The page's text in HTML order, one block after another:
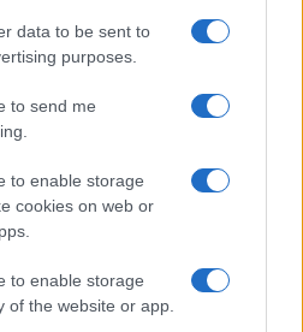
data to be sent to
purposes.
to send me
to enable storage
cookies on web or
to enable storage
of the website or app.
ciò che devi sapere